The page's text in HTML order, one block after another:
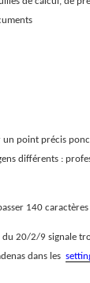
point précis
différents :
140 caractères
20/2/9 signale
dans les